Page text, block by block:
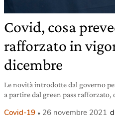
Covid, cosa
rafforzato in
dicembre
Le novità introdotte dal governo
a partire dal green pass rafforzato,
Covid-19 26 novembre 2021